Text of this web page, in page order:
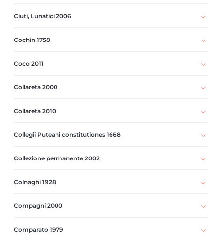
Ciuti, Lunatici 2006
Cochin 1758
Coco 2011
Collareta 2000
Collareta 2010
Collegii Puteani constitutiones 1668
Collezione permanente 2002
Colnaghi 1928
Compagni 2000
Comparato 1979